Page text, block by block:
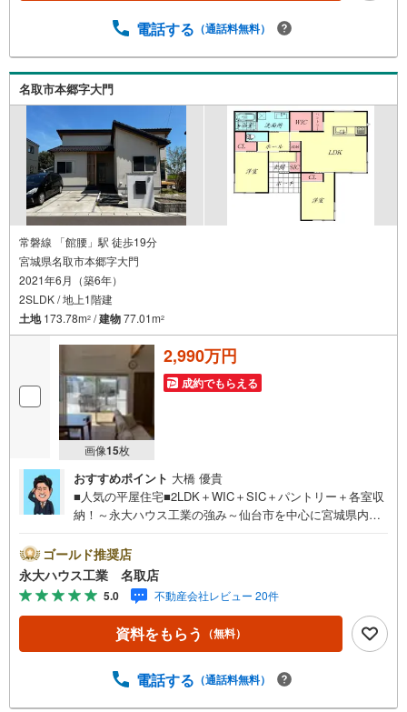
購入時に気になる住宅ローン各種税金についても、誠心誠
備！お子様連れのご家族様で是非お越しください。営業時
間:10:00～18:00（定休日火・水曜日※店舗により変動あ
り）現地のご案内も可能ですので、どうぞお気軽にお問い
合わせください！
電話する （通話料無料）
名取市本郷字大門
常磐線 「館腰」駅 徒歩19分
宮城県名取市本郷字大門
2021年6月（築6年）
2SLDK / 地上1階建
土地173.78m2 /建物77.01m2
画像15枚
2,990万円
成約でもらえる
おすすめポイント 大橋 優貴
■人気の平屋住宅■2LDK＋WIC＋SIC＋パントリー＋各室収
納！～永大ハウス工業の強み～仙台市を中心に宮城県内の
けてご紹介！1.＜豊富な不動産知識＞戸建・マンション・
土地…と種別を問わず不動産を取り扱っております。さら
に教育施設や商業施設、子育て環境や行政などの地域情報
を総合し、お客様により良い物件選びをしていただけるよ
う、しっかりとサポートさせていただきます。2.＜経験豊
富なスタッフ＞当社では【購入】【売却】【引っ越し】
ん、ご購入時に気になる住宅ローンや各種税金について
ゴールド推奨店
永大ハウス工業 名取店
5.0 不動産会社レビュー 20件
資料をもらう （無料）
電話する （通話料無料）